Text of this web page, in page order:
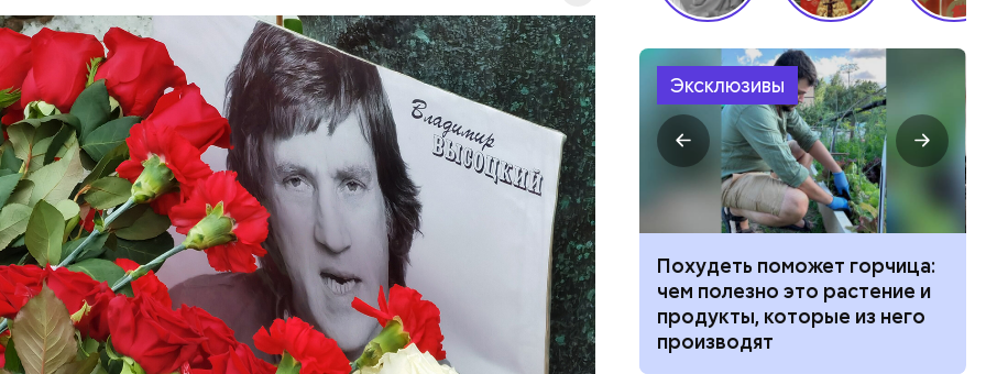
Йемен
остальных супермиллиардеров Стив Балмер не создавал
продукт, а примкнул к уже созданной компании —
стал 30-м сотрудником, который стал работать в
вместе с зарплатой Балмер также получал часть акций
и стало причиной его богатства.
Эксклюзивы
Маникюр кокошником
украшу: тренды маникюра в
Москве летом 2026
Выломал дверь ванной и
зарезал: почему москвич
жестоко убил беременную
жену
Похудеть поможет горчица:
чем полезно это растение и
продукты, которые из него
производят